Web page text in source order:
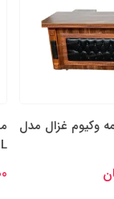
وکیوم غزال مدل